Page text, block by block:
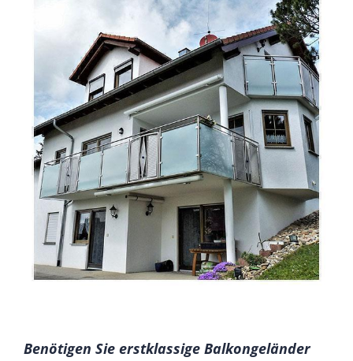
Benötigen Sie erstklassige Balkongeländer